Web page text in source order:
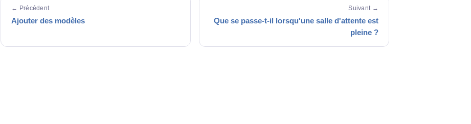
← Précédent
Ajouter des modèles
Suivant →
Que se passe-t-il lorsqu'une salle d'attente est
pleine ?